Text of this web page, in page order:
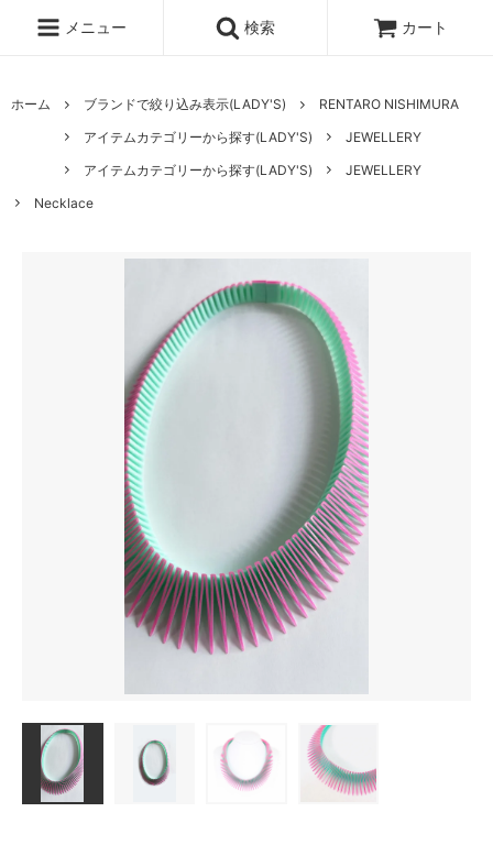
メニュー 検索 カート
ホーム ブランドで絞り込み表示(LADY'S)
RENTARO NISHIMURA
アイテムカテゴリーから探す(LADY'S)
JEWELLERY
アイテムカテゴリーから探す(LADY'S)
JEWELLERY
Necklace